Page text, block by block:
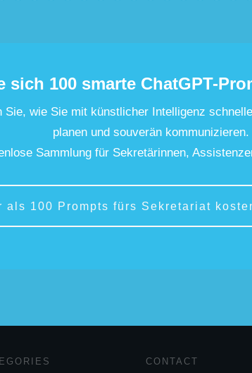
sich 100 smarte ChatGPT-
Sie, wie Sie mit künstlicher Intelligenz
planen und souverän kommunizieren.
Sammlung für Sekretärinnen,
als 100 Prompts fürs Sekretariat
CONTACT